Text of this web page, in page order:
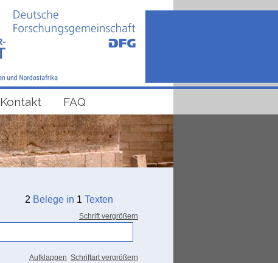
Kontakt FAQ
2 Belege in 1 Texten
Schrift vergrößern
Aufklappen Schriftart vergrößern